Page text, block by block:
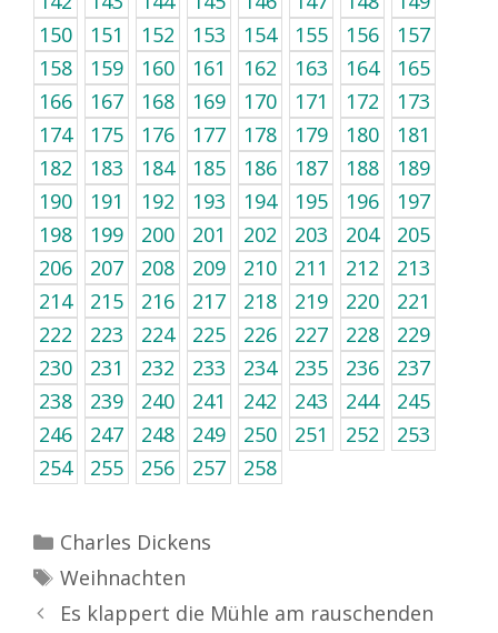
150
151 152 153 154 155 156
157
158
159 160 161 162 163 164
165
166
167 168 169 170 171 172
173
174
175 176 177 178 179 180
181
182
183 184 185 186 187 188
189
190
191 192 193 194 195 196
197
198
199 200 201 202 203 204
205
206
207 208 209 210 211 212
213
214
215 216 217 218 219 220
221
222
223 224 225 226 227 228
229
230
231 232 233 234 235 236
237
238
239 240 241 242 243 244
245
246
247 248 249 250 251 252
253
254
255 256 257 258
Kategorien
Charles Dickens
Schlagwörter
Weihnachten
Es klappert die Mühle am rauschenden